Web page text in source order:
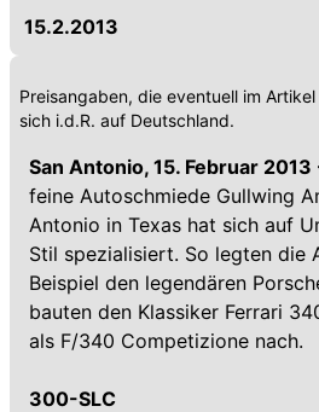
15.2.2013
Preisangaben, die eventuell im
sich i.d.R. auf Deutschland.
San Antonio, 15. Februar 2013
feine Autoschmiede Gullwing
Antonio in Texas hat sich auf
Stil spezialisiert. So legten die
Beispiel den legendären
bauten den Klassiker Ferrari
als F/340 Competizione nach.
300-SLC